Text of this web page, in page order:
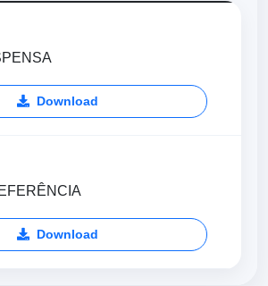
Download
Download